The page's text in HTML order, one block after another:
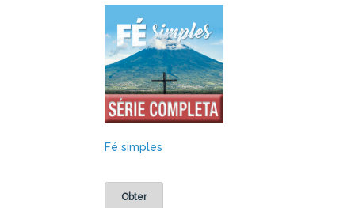
Fé simples
Obter